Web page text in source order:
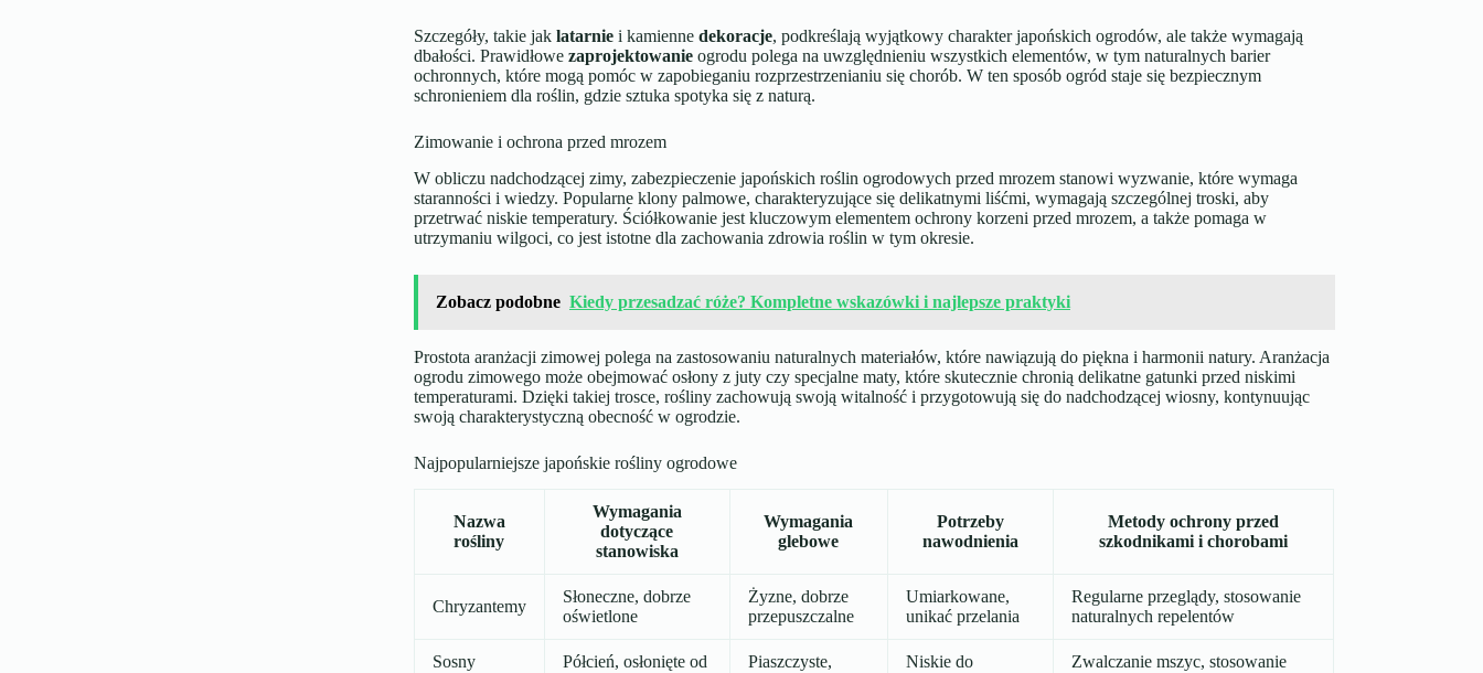
Szczegóły, takie jak latarniei kamienne dekoracje, podkreślają wyjątkowy charakter japońskich ogrodów, ale także wymagają
dbałości. Prawidłowe zaprojektowanieogrodu polega na uwzględnieniu wszystkich elementów, w tym naturalnych barier
ochronnych, które mogą pomóc w zapobieganiu rozprzestrzenianiu się chorób. W ten sposób ogród staje się bezpiecznym
schronieniem dla roślin, gdzie sztuka spotyka się z naturą.
Zimowanie i ochrona przed mrozem
W obliczu nadchodzącej zimy, zabezpieczenie japońskich roślin ogrodowych przed mrozem stanowi wyzwanie, które wymaga
staranności i wiedzy. Popularne klony palmowe, charakteryzujące się delikatnymi liśćmi, wymagają szczególnej troski, aby
przetrwać niskie temperatury. Ściółkowanie jest kluczowym elementem ochrony korzeni przed mrozem, a także pomaga w
utrzymaniu wilgoci, co jest istotne dla zachowania zdrowia roślin w tym okresie.
Zobacz podobne Kiedy przesadzać róże? Kompletne wskazówki i najlepsze praktyki
Prostota aranżacji zimowej polega na zastosowaniu naturalnych materiałów, które nawiązują do piękna i harmonii natury. Aranżacja
ogrodu zimowego może obejmować osłony z juty czy specjalne maty, które skutecznie chronią delikatne gatunki przed niskimi
temperaturami. Dzięki takiej trosce, rośliny zachowują swoją witalność i przygotowują się do nadchodzącej wiosny, kontynuując
swoją charakterystyczną obecność w ogrodzie.
Najpopularniejsze japońskie rośliny ogrodowe
Nazwa
rośliny
Wymagania
dotyczące
stanowiska
Wymagania
glebowe
Potrzeby
nawodnienia
Metody ochrony przed
szkodnikami i chorobami
Chryzantemy
Słoneczne, dobrze
oświetlone
Żyzne, dobrze
przepuszczalne
Umiarkowane,
unikać przelania
Regularne przeglądy, stosowanie
naturalnych repelentów
Sosny
Półcień, osłonięte od
Piaszczyste,
Niskie do
Zwalczanie mszyc, stosowanie